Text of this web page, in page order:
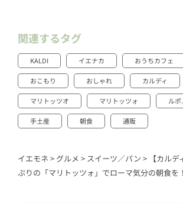
関連するタグ
KALDI イエナカ おうちカフェ
おこもり おしゃれ カルディ
マリトッツオ マリトッツォ ル
手土産 朝食 通販
イエモネ > グルメ > スイーツ／パン > 【カル
ぷりの「マリトッツォ」でローマ気分の朝食を！